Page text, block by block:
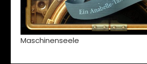
Maschinenseele